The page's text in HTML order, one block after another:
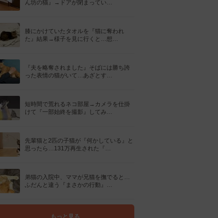
ん坊の猫』→ドアが閉まってい…
膝にかけていたタオルを『猫に奪われ
た』結果→様子を見に行くと…想…
『夫を略奪されました』そばには勝ち誇
った表情の猫がいて…あざとす…
短時間で荒れるネコ部屋→カメラを仕掛
けて『一部始終を撮影』してみ…
先輩猫と2匹の子猫が『何かしている』と
思ったら…131万再生された『…
弟猫の入院中、ママが兄猫を撫でると…
ふだんと違う『まさかの行動』…
もっと見る